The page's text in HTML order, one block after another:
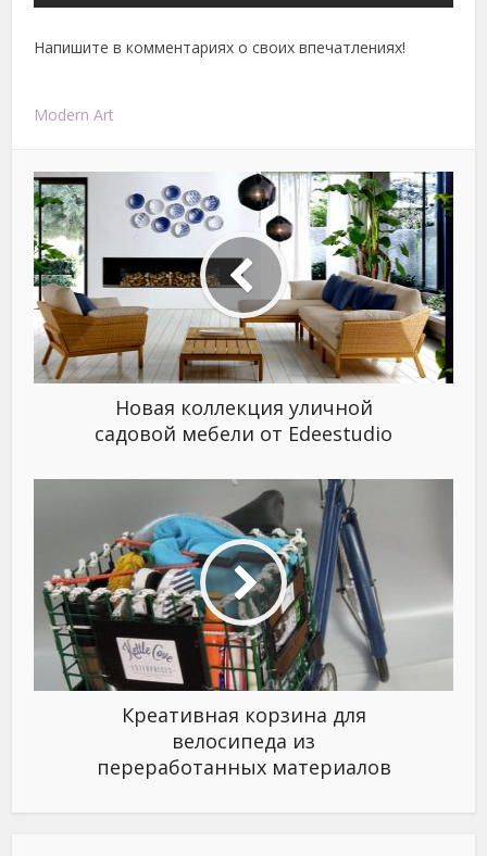
Напишите в комментариях о своих впечатлениях!
Modern Art
Новая коллекция уличной
садовой мебели от Edeestudio
Креативная корзина для
велосипеда из
переработанных материалов